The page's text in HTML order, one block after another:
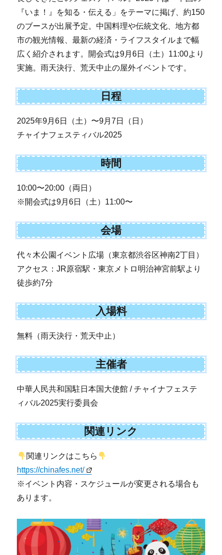
『いま！』を知る・伝える」をテーマに掲げ、約150
のブースが出展予定。中国料理や伝統文化、地方都
市の観光情報、最新の経済・ライフスタイルまで幅
広く紹介されます。開会式は9月6日（土）11:00より
実施。雨天決行、荒天中止の屋外イベントです。
日程
2025年9月6日（土）〜9月7日（日）
チャイナフェスティバル2025
時間
10:00〜20:00（両日）
※開会式は9月6日（土）11:00〜
会場
代々木公園イベント広場（東京都渋谷区神南2丁目）
アクセス：JR原宿駅・東京メトロ明治神宮前駅より
徒歩約7分
入場料
無料（雨天決行・荒天中止）
主催者
中華人民共和国駐日本国大使館 / チャイナフェステ
ィバル2025実行委員会
関連リンク
関連リンクはこちら
https://chinafes.net/
※イベント内容・スケジュールが変更される場合も
あります。